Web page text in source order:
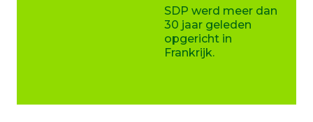
SDP werd meer dan
30 jaar geleden
opgericht in
Frankrijk.